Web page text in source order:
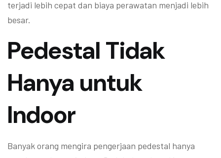
terjadi lebih cepat dan biaya perawatan menjadi lebih
besar.
Pedestal Tidak
Hanya untuk
Indoor
Banyak orang mengira pengerjaan pedestal hanya